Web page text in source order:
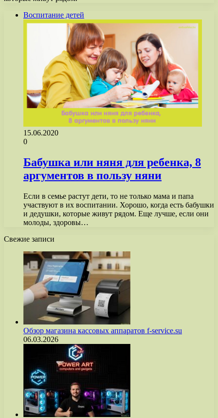
Воспитание детей
15.06.2020
0
Бабушка или няня для ребенка, 8
аргументов в пользу няни
Если в семье растут дети, то не только мама и папа
участвуют в их воспитании. Хорошо, когда есть бабушки
и дедушки, которые живут рядом. Еще лучше, если они
молоды, здоровы…
Свежие записи
Обзор магазина кассовых аппаратов f-service.su
06.03.2026